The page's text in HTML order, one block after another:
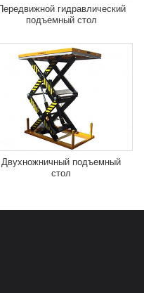
гидравлический
подъемный стол
Двухножничный подъемный
стол